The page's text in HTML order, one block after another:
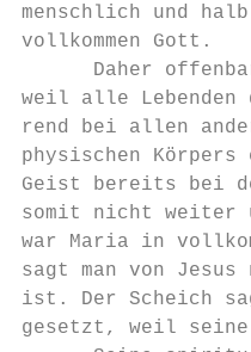
menschlich und
vollkommen Gott.
Daher
weil alle Lebenden
rend bei allen
physischen
Geist bereits bei
somit nicht weiter
war Maria in
sagt man von
ist. Der Scheich
gesetzt, weil